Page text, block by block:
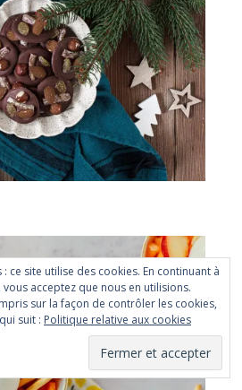
ce site utilise des cookies. En continuant à
vous acceptez que nous en utilisions.
sur la façon de contrôler les cookies,
suit : Politique relative aux cookies